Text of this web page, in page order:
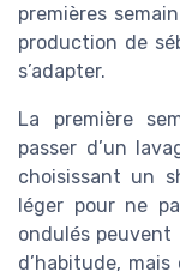
premières
production de
s’adapter.
La première
passer d’un
choisissant un
léger pour ne
ondulés
d’habitude,